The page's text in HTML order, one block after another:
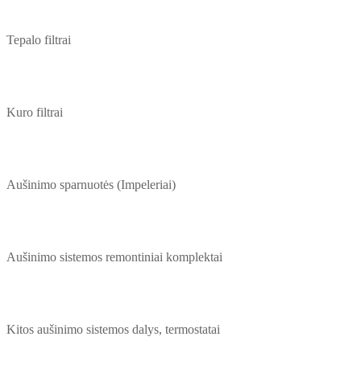
Tepalo filtrai
Kuro filtrai
Aušinimo sparnuotės (Impeleriai)
Aušinimo sistemos remontiniai komplektai
Kitos aušinimo sistemos dalys, termostatai